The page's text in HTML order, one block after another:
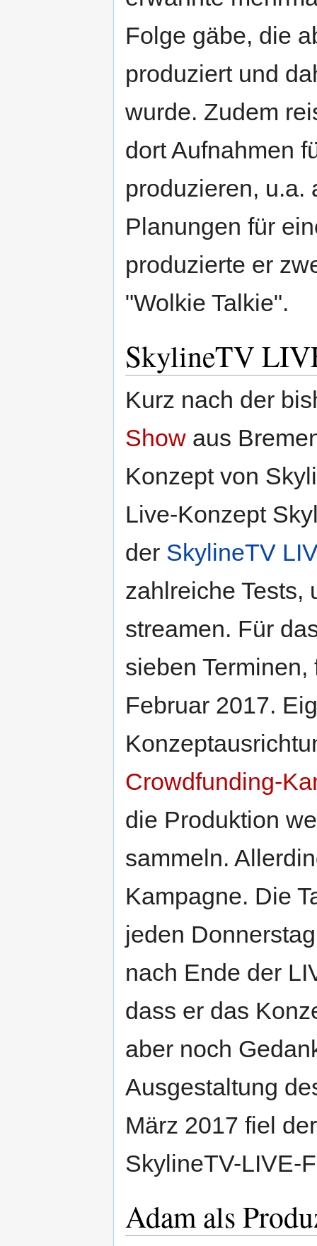
Folge gäbe, die
produziert und
wurde. Zudem
dort Aufnahmen
produzieren, u.a.
Planungen für
produzierte er
"Wolkie Talkie".
SkylineTV
Kurz nach der
Show aus
Konzept von
Live-Konzept
der SkylineTV
zahlreiche Tests,
streamen. Für
sieben
Februar 2017.
Crowdfunding-
die Produktion
sammeln.
Kampagne. Die
jeden
nach Ende der
dass er das
aber noch
Ausgestaltung
März 2017 fiel
SkylineTV-LIVE-
Adam als